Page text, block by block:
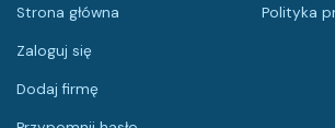
Strona główna
Zaloguj się
Dodaj firmę
Polityka